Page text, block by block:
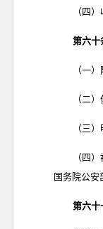
（四
第六十
（一
（二
（三
（四
国务院公安
第六十